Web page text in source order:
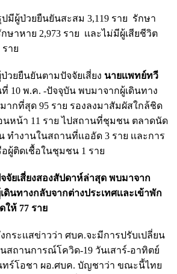
มีผู้ป่วยยืนยันสะสม 3,119 ราย รักษา
ษาหาย 2,973 ราย เเละไม่มีผู้เสียชีวิต
ราย
ยยืนยันตามปัจจัยเสี่ยง นายเเพทย์ทวี
ที่ 10 พ.ค. -ปัจจุบัน พบมาจากผู้เดินทาง
ากที่สุด 95 ราย รองลงมาสัมผัสใกล้ชิด
นหน้า 11 ราย ไปสถานที่ชุมชน ตลาดนัด
ทำงานในสถานที่เเออัด 3 ราย เเละการ
ผู้ติดเชื้อในชุมชน 1 ราย
จัยเสี่ยงสองสัปดาห์ล่าสุด พบมาจาก
ดินทางกลับจากต่างประเทศเเละเข้าพัก
ห้ 77 ราย
กระเเสข่าวว่า ศบค.จะมีการปรับเปลี่ยน
นสถานการณ์โควิด-19 วันเสาร์-อาทิตย์
ทร์โอชา ผอ.ศบค. บัญชาว่า ขณะนี้ไทย